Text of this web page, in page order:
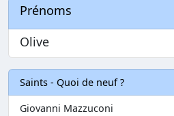
Prénoms
Olive
Saints - Quoi de neuf ?
Giovanni Mazzuconi